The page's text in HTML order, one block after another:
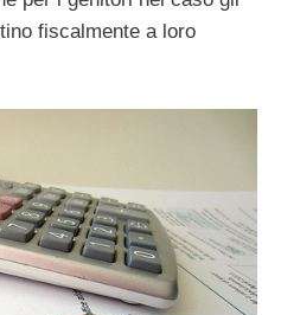
fiscalmente a loro